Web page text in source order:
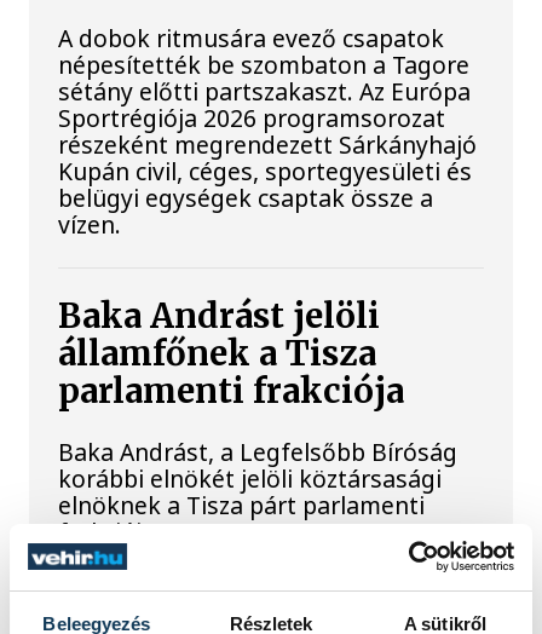
Beleegyezés Részletek A sütikről
A dobok ritmusára evező csapatok
népesítették be szombaton a Tagore
sétány előtti partszakaszt. Az Európa
Sportrégiója 2026 programsorozat
részeként megrendezett Sárkányhajó
Kupán civil, céges, sportegyesületi és
belügyi egységek csaptak össze a
vízen.
Baka Andrást jelöli
államfőnek a Tisza
parlamenti frakciója
Baka Andrást, a Legfelsőbb Bíróság
korábbi elnökét jelöli köztársasági
elnöknek a Tisza párt parlamenti
frakciója.
Egy furcsa halkonzerv